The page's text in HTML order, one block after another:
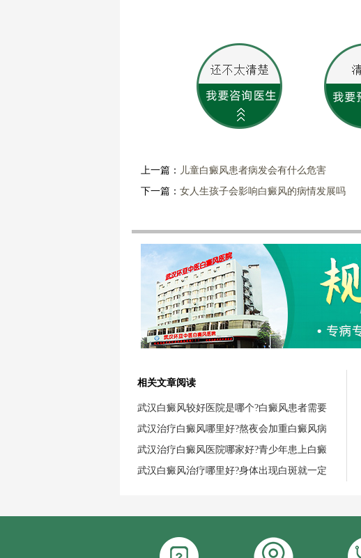
上一篇： 儿童白癜风患者病发会有什么危害
下一篇： 女人生孩子会影响白癜风的病情发展吗
相关文章阅读
武汉白癜风较好医院是哪个?白癜风患者需要
武汉治疗白癜风哪里好?熬夜会加重白癜风病
武汉治疗白癜风医院哪家好?青少年患上白癜
武汉白癜风治疗哪里好?身体出现白斑就一定